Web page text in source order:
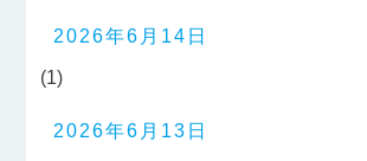
2026年6月14日
(1)
2026年6月13日